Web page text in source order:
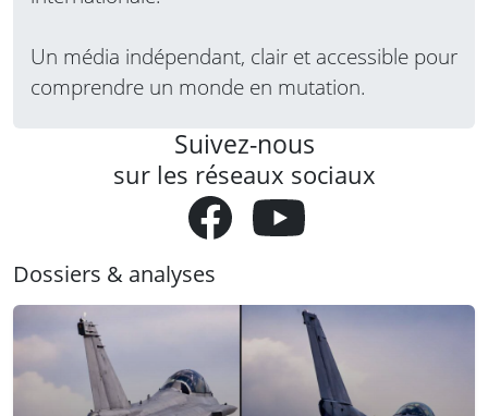
Un média indépendant, clair et accessible pour
comprendre un monde en mutation.
Suivez-nous
sur les réseaux sociaux
Dossiers & analyses